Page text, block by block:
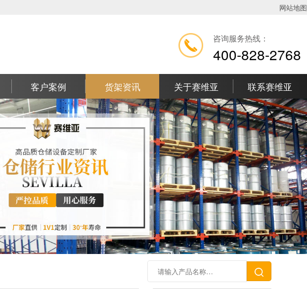
网站地图
咨询服务热线：
400-828-2768
客户案例 货架资讯 关于赛维亚 联系赛维亚